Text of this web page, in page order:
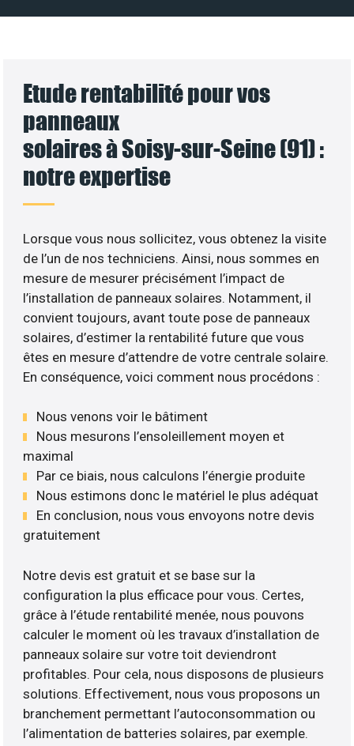
Etude rentabilité pour vos
panneaux
solaires à Soisy-sur-Seine (91) :
notre expertise
Lorsque vous nous sollicitez, vous obtenez la visite
de l’un de nos techniciens. Ainsi, nous sommes en
mesure de mesurer précisément l’impact de
l’installation de panneaux solaires. Notamment, il
convient toujours, avant toute pose de panneaux
solaires, d’estimer la rentabilité future que vous
êtes en mesure d’attendre de votre centrale solaire.
En conséquence, voici comment nous procédons :
Nous venons voir le bâtiment
Nous mesurons l’ensoleillement moyen et
maximal
Par ce biais, nous calculons l’énergie produite
Nous estimons donc le matériel le plus adéquat
En conclusion, nous vous envoyons notre devis
gratuitement
Notre devis est gratuit et se base sur la
configuration la plus efficace pour vous. Certes,
grâce à l’étude rentabilité menée, nous pouvons
calculer le moment où les travaux d’installation de
panneaux solaire sur votre toit deviendront
profitables. Pour cela, nous disposons de plusieurs
solutions. Effectivement, nous vous proposons un
branchement permettant l’autoconsommation ou
l’alimentation de batteries solaires, par exemple.